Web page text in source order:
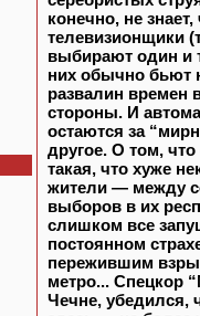
конечно, не
телевизионщики
выбирают один и
них обычно бьют
развалин времен
стороны. И
остаются за
другое. О том,
такая, что хуже
жители — между
выборов в их
слишком все
постоянном
пережившим
метро... Спецкор
Чечне, убедился,